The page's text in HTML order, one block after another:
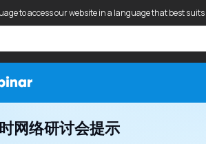
to access our website in a language that best
网络研讨会提示